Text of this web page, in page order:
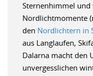
Sternenhimmel und
Nordlichtmomente
den Nordlichtern in
aus Langlaufen,
Dalarna macht den
unvergesslichen